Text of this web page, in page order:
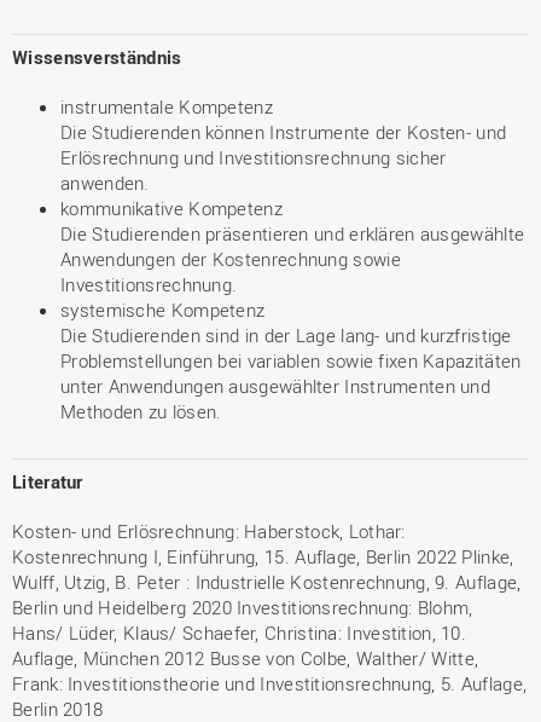
Wissensverständnis
instrumentale Kompetenz
Die Studierenden können Instrumente der Kosten- und
Erlösrechnung und Investitionsrechnung sicher
anwenden.
kommunikative Kompetenz
Die Studierenden präsentieren und erklären ausgewählte
Anwendungen der Kostenrechnung sowie
Investitionsrechnung.
systemische Kompetenz
Die Studierenden sind in der Lage lang- und kurzfristige
Problemstellungen bei variablen sowie fixen Kapazitäten
unter Anwendungen ausgewählter Instrumenten und
Methoden zu lösen.
Literatur
Kosten- und Erlösrechnung: Haberstock, Lothar:
Kostenrechnung I, Einführung, 15. Auflage, Berlin 2022 Plinke,
Wulff, Utzig, B. Peter : Industrielle Kostenrechnung, 9. Auflage,
Berlin und Heidelberg 2020 Investitionsrechnung: Blohm,
Hans/ Lüder, Klaus/ Schaefer, Christina: Investition, 10.
Auflage, München 2012 Busse von Colbe, Walther/ Witte,
Frank: Investitionstheorie und Investitionsrechnung, 5. Auflage,
Berlin 2018